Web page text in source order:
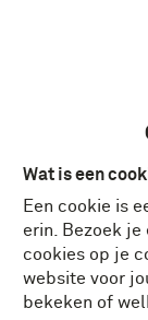
Wat is een
Een cookie is
erin. Bezoek je
cookies op je
website voor
bekeken of
Herdenking
Majoor Maas
Qua Patet Orbis